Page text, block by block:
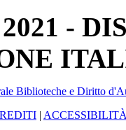
-
Biblioteche e Diritto
|